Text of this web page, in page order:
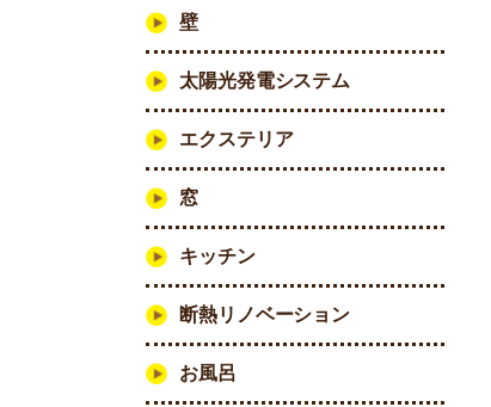
壁
太陽光発電システム
エクステリア
窓
キッチン
断熱リノベーション
お風呂